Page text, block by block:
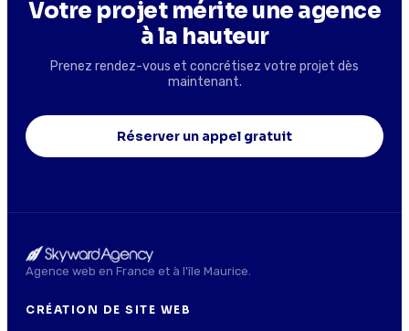
Votre projet mérite une agence
à la hauteur
Prenez rendez-vous et concrétisez votre projet dès
maintenant.
Réserver un appel gratuit
Agence web en France et à l'île Maurice.
CRÉATION DE SITE WEB